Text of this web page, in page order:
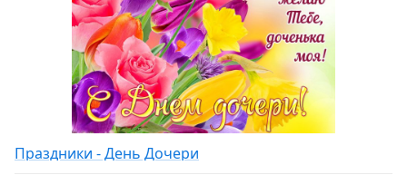
Праздники - День Дочери